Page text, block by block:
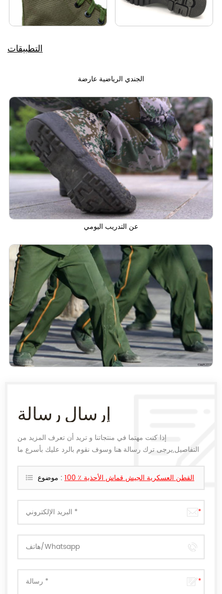
التطبيقات
الجندي الرياضية عارضة
عن التدريب اليومي
إرسال رسالة
إذا كنت مهتما في منتجاتنا و تريد أن تعرف المزيد من
التفاصيل,يرجى ترك رسالة هنا وسوف نقوم بالرد عليك بأسرع ما
موضوع :
100 ٪ القطن العسكرية الجيش قماش الأحذية